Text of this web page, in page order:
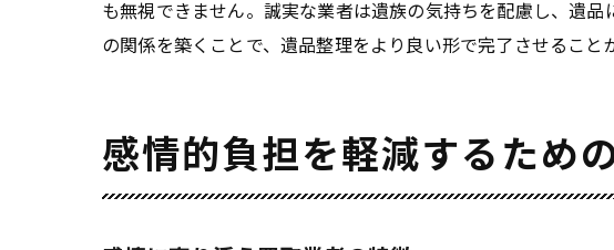
なぜ買
呉市での遺
も無視できません。誠実な業者は遺族の気持ちを配慮し、遺
の関係を築くことで、遺品整理をより良い形で完了させるこ
感情的負担を軽減するため